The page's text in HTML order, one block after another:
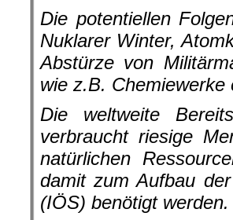
Die potentiellen
Nuklarer Winter,
Abstürze von
wie z.B. Chemiewerke
Die weltweite
verbraucht riesige
natürlichen
damit zum Aufbau
(IÖS) benötigt werden.